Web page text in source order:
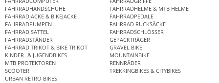
FAHRRADHANDSCHUHE
FAHRRADHELME & MTB HELME
FAHRRADJACKE & BIKEJACKE
FAHRRADPEDALE
FAHRRADPUMPEN
FAHRRAD RUCKSÄCKE
FAHRRAD SATTEL
FAHRRADSCHLÖSSER
FAHRRADSTÄNDER
GEPÄCKTRÄGER
FAHRRAD TRIKOT & BIKE TRIKOT
GRAVEL BIKE
KINDER- & JUGENDBIKES
MOUNTAINBIKE
MTB PROTEKTOREN
RENNRÄDER
SCOOTER
TREKKINGBIKES & CITYBIKES
URBAN RETRO BIKES